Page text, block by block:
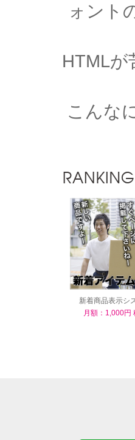
ォント
HTML
こんな
新着商品表示シ
月額：1,000円